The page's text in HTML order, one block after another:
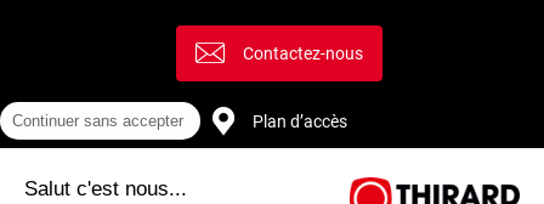
Contactez-nous
Plan d’accès
Continuer sans accepter
Salut c'est nous...